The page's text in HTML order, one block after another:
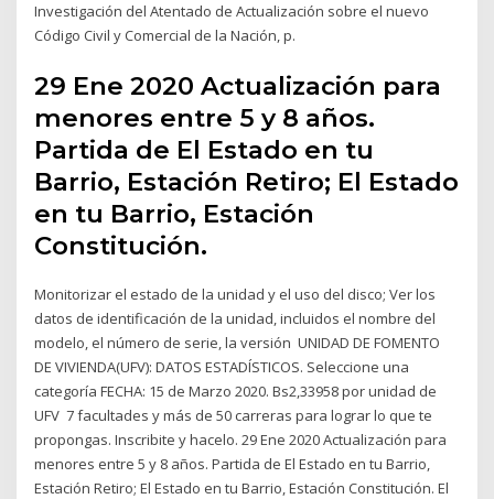
Investigación del Atentado de Actualización sobre el nuevo
Código Civil y Comercial de la Nación, p.
29 Ene 2020 Actualización para
menores entre 5 y 8 años.
Partida de El Estado en tu
Barrio, Estación Retiro; El Estado
en tu Barrio, Estación
Constitución.
Monitorizar el estado de la unidad y el uso del disco; Ver los
datos de identificación de la unidad, incluidos el nombre del
modelo, el número de serie, la versión UNIDAD DE FOMENTO
DE VIVIENDA(UFV): DATOS ESTADÍSTICOS. Seleccione una
categoría FECHA: 15 de Marzo 2020. Bs2,33958 por unidad de
UFV 7 facultades y más de 50 carreras para lograr lo que te
propongas. Inscribite y hacelo. 29 Ene 2020 Actualización para
menores entre 5 y 8 años. Partida de El Estado en tu Barrio,
Estación Retiro; El Estado en tu Barrio, Estación Constitución. El